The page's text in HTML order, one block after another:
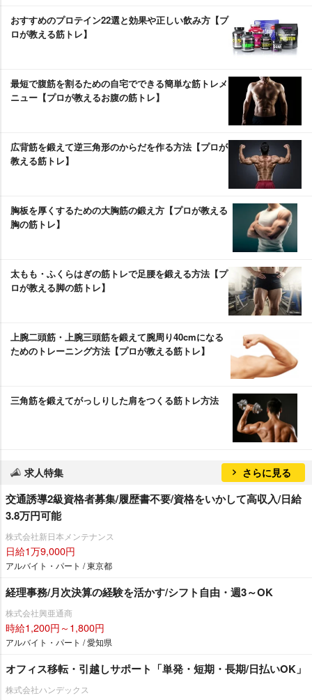
おすすめのプロテイン22選と効果や正しい飲み方【プ
ロが教える筋トレ】
最短で腹筋を割るための自宅でできる簡単な筋トレメ
ニュー【プロが教えるお腹の筋トレ】
広背筋を鍛えて逆三角形のからだを作る方法【プロが
教える筋トレ】
胸板を厚くするための大胸筋の鍛え方【プロが教える
胸の筋トレ】
太もも・ふくらはぎの筋トレで足腰を鍛える方法【プ
ロが教える脚の筋トレ】
上腕二頭筋・上腕三頭筋を鍛えて腕周り40cmになる
ためのトレーニング方法【プロが教える筋トレ】
三角筋を鍛えてがっしりした肩をつくる筋トレ方法
求人特集 さらに見る
交通誘導2級資格者募集/履歴書不要/資格をいかして高収入/日給
3.8万円可能
株式会社新日本メンテナンス
日給1万9,000円
アルバイト・パート / 東京都
経理事務/月次決算の経験を活かす/シフト自由・週3～OK
株式会社興亜通商
時給1,200円～1,800円
アルバイト・パート / 愛知県
オフィス移転・引越しサポート「単発・短期・長期/日払いOK」
株式会社ハンデックス